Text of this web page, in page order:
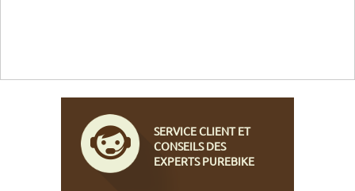
SERVICE CLIENT ET
CONSEILS DES
EXPERTS PUREBIKE